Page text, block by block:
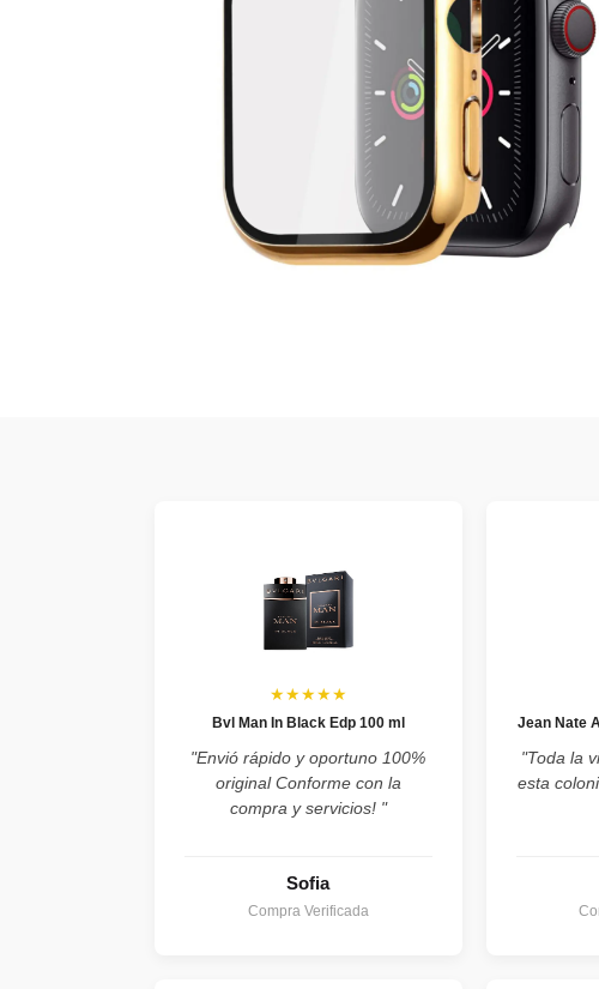
★★★★★
Bvl Man In Black Edp 100 ml
"Envió rápido y oportuno 100%
original Conforme con la
compra y servicios! "
Sofia
Compra Verificada
Jean Nate
"Toda la
esta